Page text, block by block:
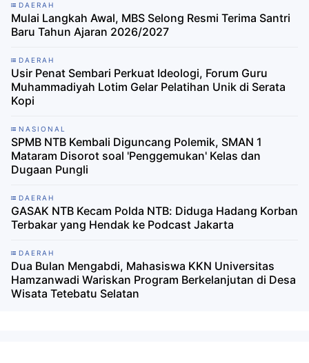
DAERAH
Mulai Langkah Awal, MBS Selong Resmi Terima Santri
Baru Tahun Ajaran 2026/2027
DAERAH
Usir Penat Sembari Perkuat Ideologi, Forum Guru
Muhammadiyah Lotim Gelar Pelatihan Unik di Serata
Kopi
NASIONAL
SPMB NTB Kembali Diguncang Polemik, SMAN 1
Mataram Disorot soal 'Penggemukan' Kelas dan
Dugaan Pungli
DAERAH
GASAK NTB Kecam Polda NTB: Diduga Hadang Korban
Terbakar yang Hendak ke Podcast Jakarta
DAERAH
Dua Bulan Mengabdi, Mahasiswa KKN Universitas
Hamzanwadi Wariskan Program Berkelanjutan di Desa
Wisata Tetebatu Selatan